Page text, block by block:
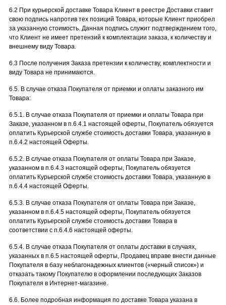
6.2 При курьерской доставке Товара Клиент в реестре Доставки ставит
свою подпись напротив тех позиций Товара, которые Клиент приобрел
за указанную стоимость. Данная подпись служит подтверждением того,
что Клиент не имеет претензий к комплектации заказа, к количеству и
внешнему виду Товара.
6.3 После получения Заказа претензии к количеству, комплектности и
виду Товара не принимаются.
6.5. В случае отказа Покупателя от приемки и оплаты заказного им
Товара:
6.5.1. В случае отказа Покупателя от приемки и оплаты Товара при
Заказе, указанном в п.6.4.1 настоящей оферты, Покупатель обязуется
оплатить Курьерской службе стоимость доставки Товара, указанную в
п.6.4.2 настоящей Оферты.
6.5.2. В случае отказа Покупателя от оплаты Товара при Заказе,
указанном в п.6.4.3 настоящей оферты, Покупатель обязуется
оплатить Курьерской службе стоимость доставки Товара, указанную в
п.6.4.4 настоящей Оферты.
6.5.3. В случае отказа Покупателя от оплаты Товара при Заказе,
указанном в п.6.4.5 настоящей оферты, Покупатель обязуется
оплатить Курьерской службе стоимость доставки Товара в
соответствии с п.6.4.6 настоящей оферты.
6.5.4. В случае отказа Покупателя от оплаты доставки в случаях,
указанных в п.6.5 настоящей оферты, Продавец вправе внести данные
Покупателя в базу неблагонадежных клиентов («черный список») и
отказать такому Покупателю в оформлении последующих Заказов
Покупателя в Интернет-магазине.
6.6. Более подробная информация по доставке Товара указана в